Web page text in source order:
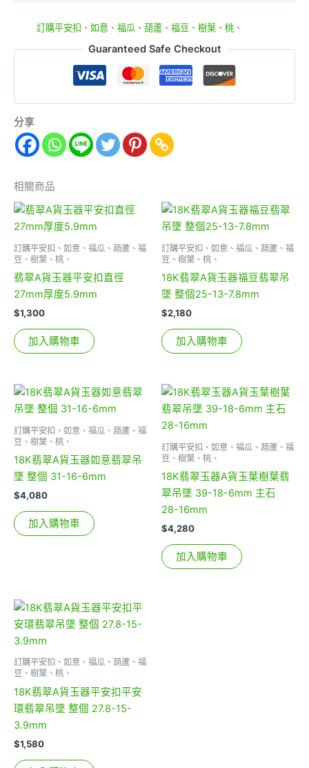
訂購平安扣、如意、福瓜、葫蘆、福豆、樹葉、桃、
Guaranteed Safe Checkout
分享
相關商品
訂購平安扣、如意、福瓜、葫蘆、福
豆、樹葉、桃、
翡翠A貨玉器平安扣直徑
27mm厚度5.9mm
$1,300
加入購物車
訂購平安扣、如意、福瓜、葫蘆、福
豆、樹葉、桃、
18K翡翠A貨玉器福豆翡翠吊
墜 整個25-13-7.8mm
$2,180
加入購物車
訂購平安扣、如意、福瓜、葫蘆、福
豆、樹葉、桃、
18K翡翠A貨玉器如意翡翠吊
墜 整個 31-16-6mm
$4,080
加入購物車
訂購平安扣、如意、福瓜、葫蘆、福
豆、樹葉、桃、
18K翡翠玉器A貨玉葉樹葉翡
翠吊墜 39-18-6mm 主石
28-16mm
$4,280
加入購物車
訂購平安扣、如意、福瓜、葫蘆、福
豆、樹葉、桃、
18K翡翠A貨玉器平安扣平安
環翡翠吊墜 整個 27.8-15-
3.9mm
$1,580